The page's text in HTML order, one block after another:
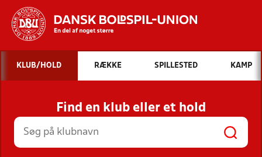
Hvad vil du søge efter?
INDHOLD OG NYHEDER
STILLINGER, RESULTATER, KLUBBER OG
HOLD
KLUB/HOLD RÆKKE SPILLESTED KAMP
Find en klub eller et hold